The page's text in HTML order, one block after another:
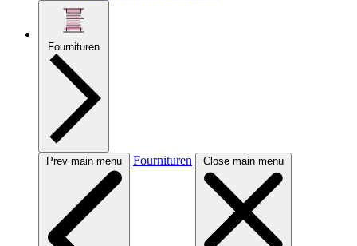
Fournituren
Prev main menu Fournituren Close main menu